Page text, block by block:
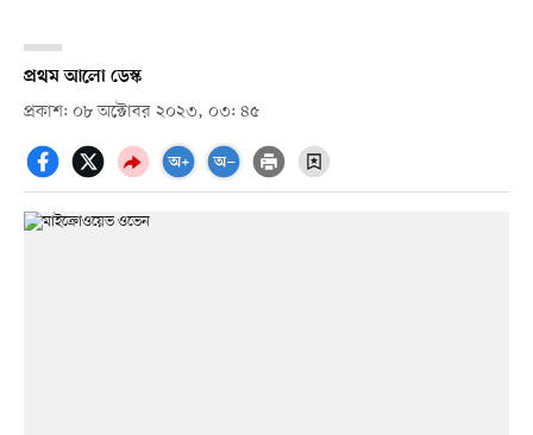
প্রথম আলো ডেস্ক
প্রকাশ: ০৮ অক্টোবর ২০২৩, ০৩: ৪৫